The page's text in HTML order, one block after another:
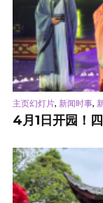
主页幻灯片, 新闻时事,
4月1日开园！